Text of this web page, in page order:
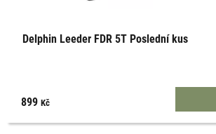
Delphin Leeder FDR 5T Poslední kus
899Kč